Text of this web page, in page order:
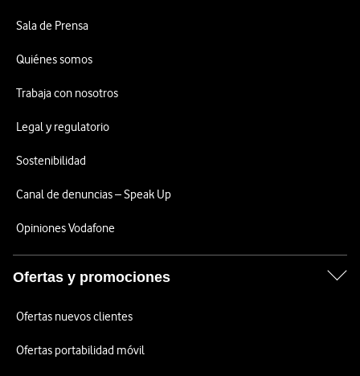
Sala de Prensa
Quiénes somos
Trabaja con nosotros
Legal y regulatorio
Sostenibilidad
Canal de denuncias – Speak Up
Opiniones Vodafone
Ofertas y promociones
Ofertas nuevos clientes
Ofertas portabilidad móvil